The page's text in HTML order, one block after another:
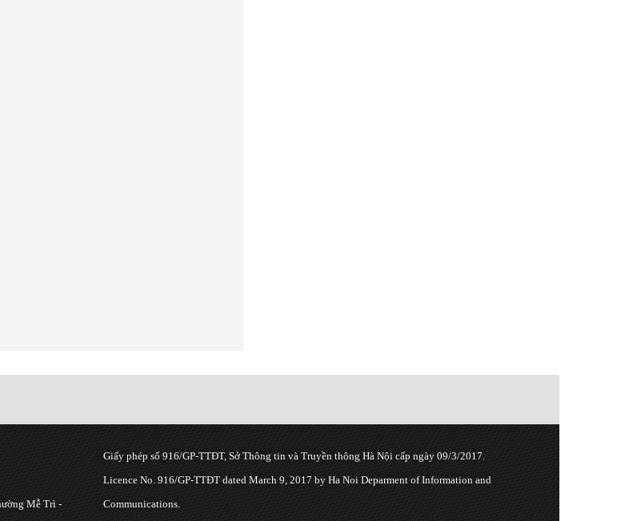
Mễ Trì -
Giấy phép số 916/GP-TTĐT, Sở Thông tin và Truyền thông Hà Nội cấp ngày 09/3/2017.
Licence No. 916/GP-TTĐT dated March 9, 2017 by Ha Noi Deparment of Information and
Communications.